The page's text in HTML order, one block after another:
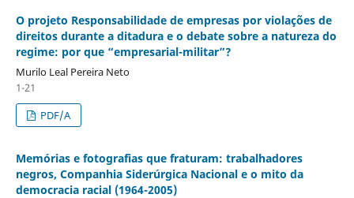
O projeto Responsabilidade de empresas por violações de
direitos durante a ditadura e o debate sobre a natureza do
regime: por que “empresarial-militar”?
Murilo Leal Pereira Neto
1-21
PDF/A
Memórias e fotografias que fraturam: trabalhadores
negros, Companhia Siderúrgica Nacional e o mito da
democracia racial (1964-2005)